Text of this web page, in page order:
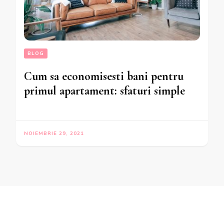
BLOG
Cum sa economisesti bani pentru
primul apartament: sfaturi simple
NOIEMBRIE 29, 2021